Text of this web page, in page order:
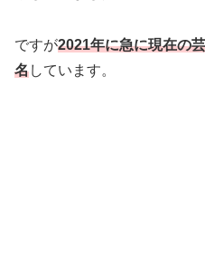
ですが2021年に急に現在の
名しています。